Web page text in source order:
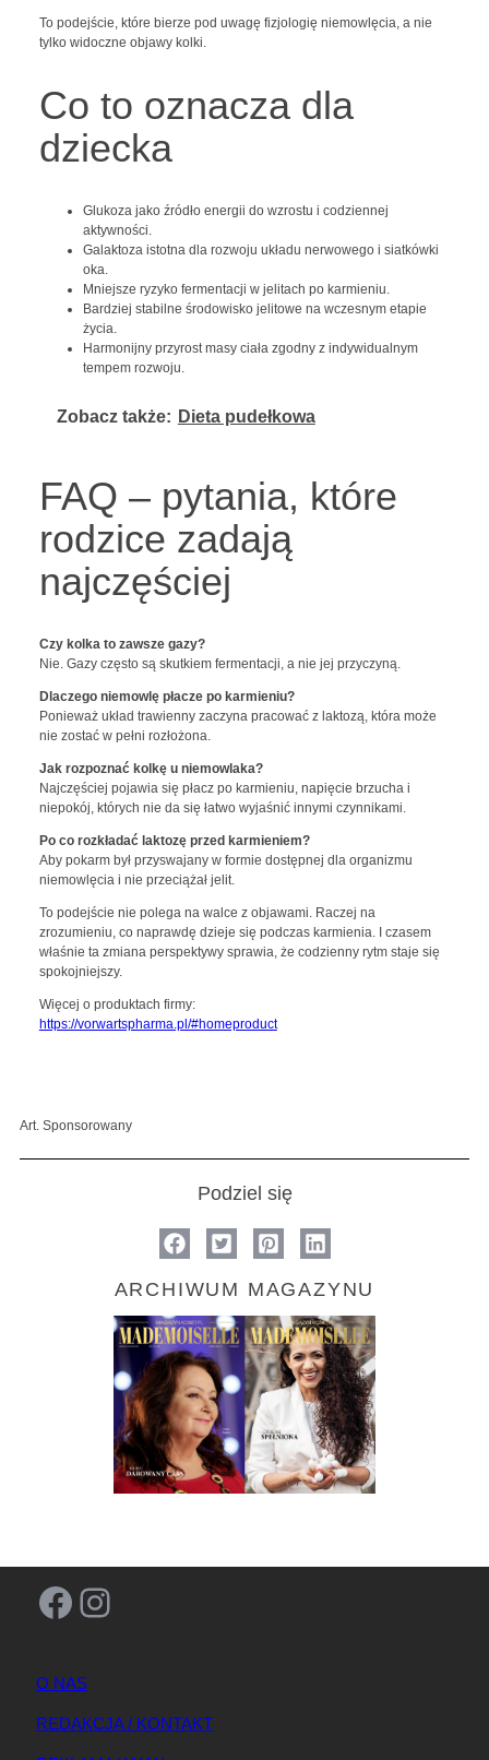
To podejście, które bierze pod uwagę fizjologię niemowlęcia, a nie
tylko widoczne objawy kolki.
Co to oznacza dla
dziecka
Glukoza jako źródło energii do wzrostu i codziennej
aktywności.
Galaktoza istotna dla rozwoju układu nerwowego i siatkówki
oka.
Mniejsze ryzyko fermentacji w jelitach po karmieniu.
Bardziej stabilne środowisko jelitowe na wczesnym etapie
życia.
Harmonijny przyrost masy ciała zgodny z indywidualnym
tempem rozwoju.
Zobacz także: Dieta pudełkowa
FAQ – pytania, które
rodzice zadają
najczęściej
Czy kolka to zawsze gazy?
Nie. Gazy często są skutkiem fermentacji, a nie jej przyczyną.
Dlaczego niemowlę płacze po karmieniu?
Ponieważ układ trawienny zaczyna pracować z laktozą, która może
nie zostać w pełni rozłożona.
Jak rozpoznać kolkę u niemowlaka?
Najczęściej pojawia się płacz po karmieniu, napięcie brzucha i
niepokój, których nie da się łatwo wyjaśnić innymi czynnikami.
Po co rozkładać laktozę przed karmieniem?
Aby pokarm był przyswajany w formie dostępnej dla organizmu
niemowlęcia i nie przeciążał jelit.
To podejście nie polega na walce z objawami. Raczej na
zrozumieniu, co naprawdę dzieje się podczas karmienia. I czasem
właśnie ta zmiana perspektywy sprawia, że codzienny rytm staje się
spokojniejszy.
Więcej o produktach firmy:
https://vorwartspharma.pl/#homeproduct
Art. Sponsorowany
Podziel się
ARCHIWUM MAGAZYNU
Facebook Instagram
O NAS
REDAKCJA / KONTAKT